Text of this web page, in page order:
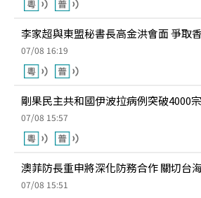
李家超與東盟秘書長高金洪會面 爭取
07/08 16:19
剛果民主共和國伊波拉病例突破4000
07/08 15:57
澳菲防長重申將深化防務合作 關切台
07/08 15:51